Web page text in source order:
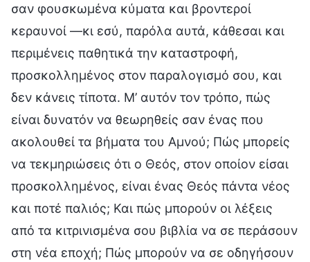
σαν φουσκωμένα κύματα και βροντεροί
κεραυνοί —κι εσύ, παρόλα αυτά, κάθεσαι και
περιμένεις παθητικά την καταστροφή,
προσκολλημένος στον παραλογισμό σου, και
δεν κάνεις τίποτα. Μ’ αυτόν τον τρόπο, πώς
είναι δυνατόν να θεωρηθείς σαν ένας που
ακολουθεί τα βήματα του Αμνού; Πώς μπορείς
να τεκμηριώσεις ότι ο Θεός, στον οποίον είσαι
προσκολλημένος, είναι ένας Θεός πάντα νέος
και ποτέ παλιός; Και πώς μπορούν οι λέξεις
από τα κιτρινισμένα σου βιβλία να σε περάσουν
στη νέα εποχή; Πώς μπορούν να σε οδηγήσουν